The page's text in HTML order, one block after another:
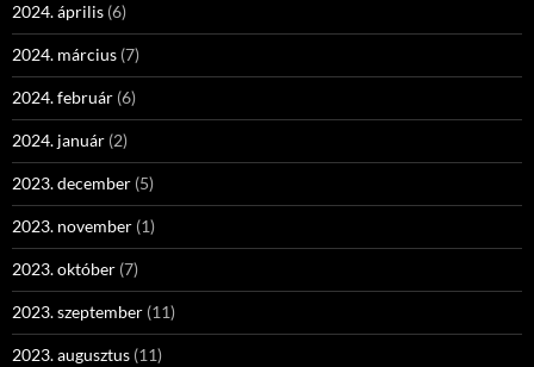
2024. április (6)
2024. március (7)
2024. február (6)
2024. január (2)
2023. december (5)
2023. november (1)
2023. október (7)
2023. szeptember (11)
2023. augusztus (11)